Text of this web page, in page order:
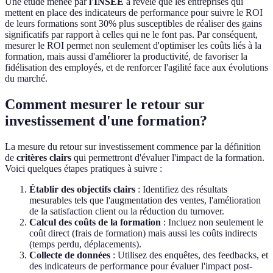
mettent en place des indicateurs de performance pour suivre le ROI
de leurs formations sont 30% plus susceptibles de réaliser des gains
significatifs par rapport à celles qui ne le font pas. Par conséquent,
mesurer le ROI permet non seulement d'optimiser les coûts liés à la
formation, mais aussi d'améliorer la productivité, de favoriser la
fidélisation des employés, et de renforcer l'agilité face aux évolutions
du marché.
Comment mesurer le retour sur
investissement d'une formation?
La mesure du retour sur investissement commence par la définition
de critères clairs qui permettront d'évaluer l'impact de la formation.
Voici quelques étapes pratiques à suivre :
Établir des objectifs clairs : Identifiez des résultats
mesurables tels que l'augmentation des ventes, l'amélioration
de la satisfaction client ou la réduction du turnover.
Calcul des coûts de la formation : Incluez non seulement le
coût direct (frais de formation) mais aussi les coûts indirects
(temps perdu, déplacements).
Collecte de données : Utilisez des enquêtes, des feedbacks, et
des indicateurs de performance pour évaluer l'impact post-